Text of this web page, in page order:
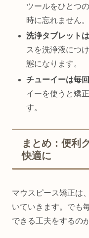
ツールをひとつ
時に忘れません。
洗浄タブレット
スを洗浄液につ
態になります。
チューイーは毎
イーを使うと矯
す。
まとめ：便利
快適に
マウスピース矯正は
いていきます。でも
できる工夫をするの